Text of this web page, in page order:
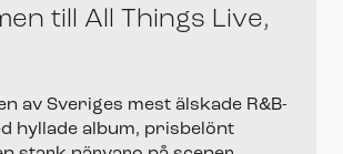
till All Things Live,
av Sveriges mest älskade R&B-
hyllade album, prisbelönt